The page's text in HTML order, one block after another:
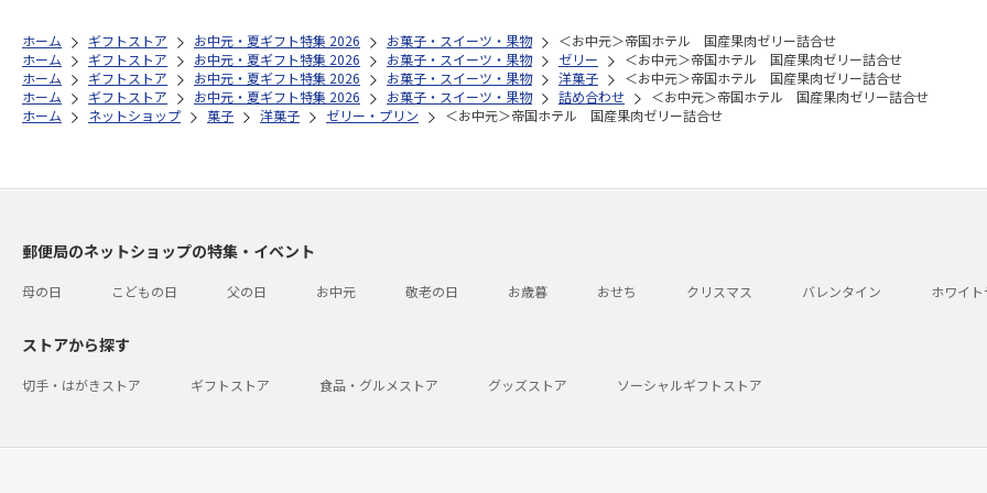
ホーム ギフトストア お中元・夏ギフト特集 2026 お菓子・スイーツ・果物
＜お中元＞帝国ホテル 国産果肉ゼリー詰合せ
ホーム
ギフトストア お中元・夏ギフト特集 2026 お菓子・スイーツ・果物 ゼリー
＜お中元＞帝国ホテル 国産果肉ゼリー詰合せ
ホーム
ギフトストア お中元・夏ギフト特集 2026 お菓子・スイーツ・果物 洋菓子
＜お中元＞帝国ホテル 国産果肉ゼリー詰合せ
ホーム
ギフトストア お中元・夏ギフト特集 2026 お菓子・スイーツ・果物 詰め合わせ
＜お中元＞帝国ホテル 国産果肉ゼリー詰合せ
ホーム
ネットショップ 菓子 洋菓子 ゼリー・プリン ＜お中元＞帝国ホテル 国産果肉ゼリー詰合せ
郵便局のネットショップの特集・イベント
母の日 こどもの日 父の日 お中元 敬老の日 お歳暮 おせち クリスマス バレンタイン ホワイ
ストアから探す
切手・はがきストア ギフトストア 食品・グルメストア グッズストア ソーシャルギフトストア